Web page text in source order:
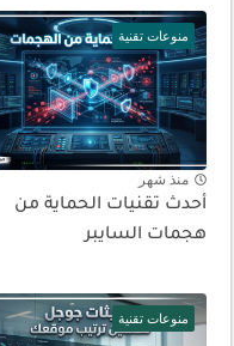
منوعات تقنية
منذ شهر
أحدث تقنيات الحماية من
هجمات السايبر
منوعات تقنية